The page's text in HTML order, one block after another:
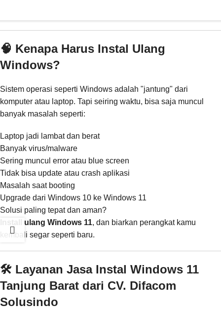
🧠 Kenapa Harus Instal Ulang
Windows?
Sistem operasi seperti Windows adalah "jantung" dari
komputer atau laptop. Tapi seiring waktu, bisa saja muncul
banyak masalah seperti:
Laptop jadi lambat dan berat
Banyak virus/malware
Sering muncul error atau blue screen
Tidak bisa update atau crash aplikasi
Masalah saat booting
Upgrade dari Windows 10 ke Windows 11
Solusi paling tepat dan aman?
Install ulang Windows 11, dan biarkan perangkat kamu
kembali segar seperti baru.
🛠️ Layanan Jasa Instal Windows 11
Tanjung Barat dari CV. Difacom
Solusindo